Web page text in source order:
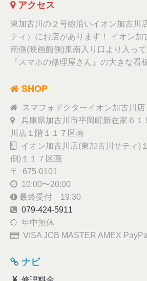
アクセス
東加古川の２号線沿いイオン加古川
ティ）にお店があります！ イオン加
南側(映画館側)東南入り口より入っ
『スマホの修理屋さん』の大きな看
SHOP
スマフォドクターイオン加古川店
兵庫県加古川市平岡町新在家６１
川店１階１１７区画
イオン加古川店(東加古川サティ)
側)１１７区画
〒 675-0101
10:00〜20:00
最終受付 19:30
079-424-5911
年中無休
VISA JCB MASTER AMEX
ナビ